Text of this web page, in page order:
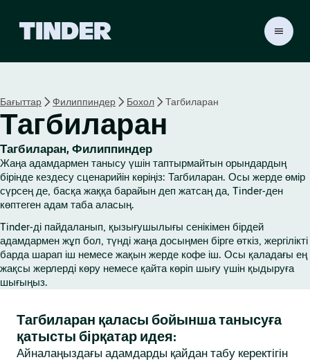
r
H
o
m
e
Бағыттар Филиппиндер Бохол Тагбиларан
Тагбиларан
Тагбиларан, Филиппиндер
Жаңа адамдармен танысу үшін таптырмайтын орындардың
бірінде кездесу сценарийін көріңіз: Тагбиларан. Осы жерде өмір
сүрсең де, басқа жаққа барайын деп жатсаң да, Tinder-ден
көптеген адам таба аласың.
Tinder-ді пайдаланып, қызығушылығы сенікімен бірдей
адамдармен жұп бол, түнді жаңа досыңмен бірге өткіз, жергілікті
барда шарап іш немесе жақын жерде кофе іш. Осы қаладағы ең
жақсы жерлерді көру немесе қайта көріп шығу үшін қыдыруға
шығыңыз.
Тагбиларан қаласы бойынша танысуға
қатысты бірқатар идея:
Айналаңыздағы адамдарды қайдан табу керектігін